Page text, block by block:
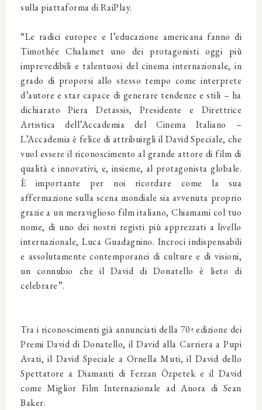
sulla piattaforma di RaiPlay.
“Le radici europee e l’educazione americana fanno di
Timothée Chalamet uno dei protagonisti oggi più
imprevedibili e talentuosi del cinema internazionale, in
grado di proporsi allo stesso tempo come interprete
d’autore e star capace di generare tendenze e stili – ha
dichiarato Piera Detassis, Presidente e Direttrice
Artistica dell’Accademia del Cinema Italiano –
L’Accademia è felice di attribuirgli il David Speciale, che
vuol essere il riconoscimento al grande attore di film di
qualità e innovativi, e, insieme, al protagonista globale.
È importante per noi ricordare come la sua
affermazione sulla scena mondiale sia avvenuta proprio
grazie a un meraviglioso film italiano, Chiamami col tuo
nome, di uno dei nostri registi più apprezzati a livello
internazionale, Luca Guadagnino. Incroci indispensabili
e assolutamente contemporanei di culture e di visioni,
un connubio che il David di Donatello è lieto di
celebrare”.
Tra i riconoscimenti già annunciati della 70ª edizione dei
Premi David di Donatello, il David alla Carriera a Pupi
Avati, il David Speciale a Ornella Muti, il David dello
Spettatore a Diamanti di Ferzan Özpetek e il David
come Miglior Film Internazionale ad Anora di Sean
Baker.